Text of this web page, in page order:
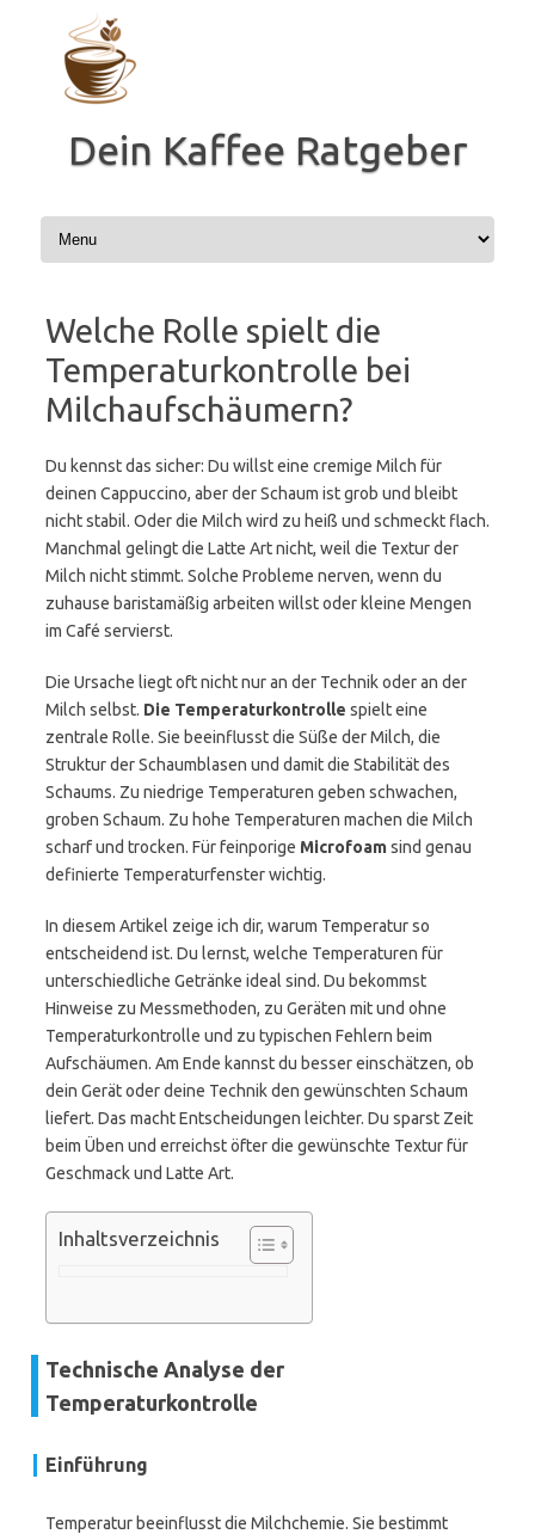
springen
Dein Kaffee Ratgeber
Welche Rolle spielt die
Temperaturkontrolle bei
Milchaufschäumern?
Du kennst das sicher: Du willst eine cremige Milch für
deinen Cappuccino, aber der Schaum ist grob und bleibt
nicht stabil. Oder die Milch wird zu heiß und schmeckt flach.
Manchmal gelingt die Latte Art nicht, weil die Textur der
Milch nicht stimmt. Solche Probleme nerven, wenn du
zuhause baristamäßig arbeiten willst oder kleine Mengen
im Café servierst.
Die Ursache liegt oft nicht nur an der Technik oder an der
Milch selbst. Die Temperaturkontrolle spielt eine
zentrale Rolle. Sie beeinflusst die Süße der Milch, die
Struktur der Schaumblasen und damit die Stabilität des
Schaums. Zu niedrige Temperaturen geben schwachen,
groben Schaum. Zu hohe Temperaturen machen die Milch
scharf und trocken. Für feinporige Microfoamsind genau
definierte Temperaturfenster wichtig.
In diesem Artikel zeige ich dir, warum Temperatur so
entscheidend ist. Du lernst, welche Temperaturen für
unterschiedliche Getränke ideal sind. Du bekommst
Hinweise zu Messmethoden, zu Geräten mit und ohne
Temperaturkontrolle und zu typischen Fehlern beim
Aufschäumen. Am Ende kannst du besser einschätzen, ob
dein Gerät oder deine Technik den gewünschten Schaum
liefert. Das macht Entscheidungen leichter. Du sparst Zeit
beim Üben und erreichst öfter die gewünschte Textur für
Geschmack und Latte Art.
Inhaltsverzeichnis
Technische Analyse der
Temperaturkontrolle
Einführung
Temperatur beeinflusst die Milchchemie. Sie bestimmt